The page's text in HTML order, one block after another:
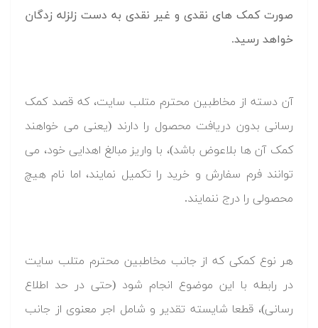
صورت کمک های نقدی و غیر نقدی به دست زلزله زدگان
خواهد رسید.
آن دسته از مخاطبین محترم متلب سایت، که قصد کمک
رسانی بدون دریافت محصول را دارند (یعنی می خواهند
کمک آن ها بلاعوض باشد)، با واریز مبالغ اهدایی خود، می
توانند فرم سفارش و خرید را تکمیل نمایند، اما نام هیچ
محصولی را درج ننمایند.
هر نوع کمکی که از جانب مخاطبین محترم متلب سایت
در رابطه با این موضوع انجام شود (حتی در حد اطلاع
رسانی)، قطعا شایسته تقدیر و شامل اجر معنوی از جانب